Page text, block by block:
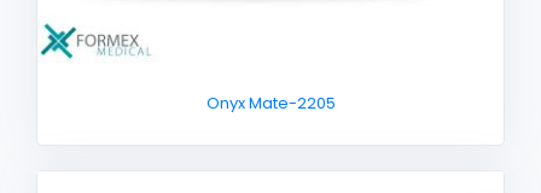
Onyx Mate-2205